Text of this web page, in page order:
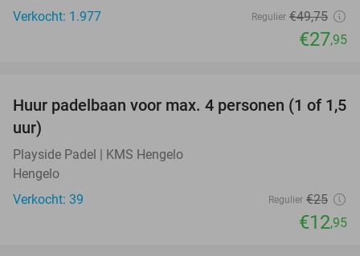
Verkocht: 1.977
Regulier €49,75
€27,95
48%
Huur padelbaan voor max. 4 personen (1 of 1,5
uur)
Playside Padel | KMS Hengelo
Hengelo
Verkocht: 39
Regulier €25
€12,95